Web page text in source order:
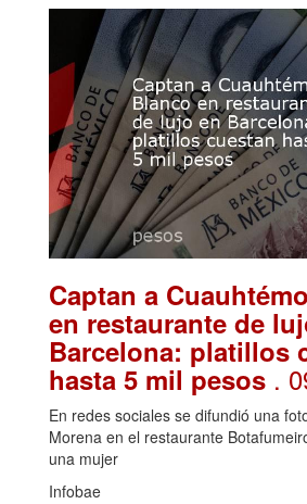
Captan a
en restaurante de
Barcelona: platillos
hasta 5 mil pesos .
En redes sociales se difundió una
Morena en el restaurante
una mujer
Infobae